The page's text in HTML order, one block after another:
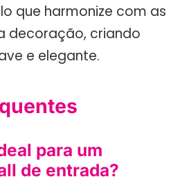
que harmonize com as
decoração, criando
e elegante.
para um
de entrada?